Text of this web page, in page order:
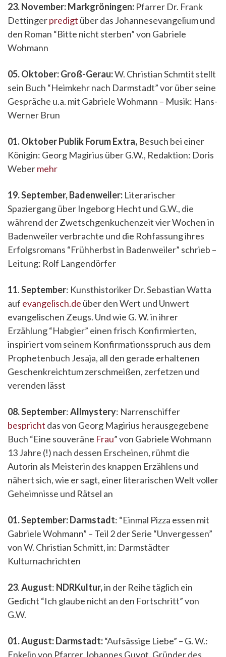
23. November: Markgröningen: Pfarrer Dr. Frank
Dettingerpredigt über das Johannesevangelium und
den Roman “Bitte nicht sterben” von Gabriele
Wohmann
05. Oktober: Groß-Gerau:W. Christian Schmtit stellt
sein Buch “Heimkehr nach Darmstadt” vor über seine
Gespräche u.a. mit Gabriele Wohmann – Musik: Hans-
Werner Brun
01. Oktober Publik Forum Extra, Besuch bei einer
Königin: Georg Magirius über G.W., Redaktion: Doris
Webermehr
19. September, Badenweiler: Literarischer
Spaziergang über Ingeborg Hecht und G.W., die
während der Zwetschgenkuchenzeit vier Wochen in
Badenweiler verbrachte und die Rohfassung ihres
Erfolgsromans “Frühherbst in Badenweiler” schrieb –
Leitung: Rolf Langendörfer
11.September: Kunsthistoriker Dr. Sebastian Watta
auf evangelisch.de über den Wert und Unwert
evangelischen Zeugs. Und wie G. W. in ihrer
Erzählung “Habgier” einen frisch Konfirmierten,
inspiriert vom seinem Konfirmationsspruch aus dem
Prophetenbuch Jesaja, all den gerade erhaltenen
Geschenkreichtum zerschmeißen, zerfetzen und
verenden lässt
08. September:Allmystery: Narrenschiffer
bespricht das von Georg Magirius herausgegebene
Buch “Eine souveräne Frau” von Gabriele Wohmann
13 Jahre (!) nach dessen Erscheinen, rühmt die
Autorin als Meisterin des knappen Erzählens und
nähert sich, wie er sagt, einer literarischen Welt voller
Geheimnisse und Rätsel an
01. September: Darmstadt: “Einmal Pizza essen mit
Gabriele Wohmann” – Teil 2 der Serie “Unvergessen”
von W. Christian Schmitt, in: Darmstädter
Kulturnachrichten
23.August: NDRKultur,in der Reihe täglich ein
Gedicht “Ich glaube nicht an den Fortschritt” von
G.W.
01. August: Darmstadt:“Aufsässige Liebe” – G. W.:
Enkelin von Pfarrer Johannes Guyot, Gründer des